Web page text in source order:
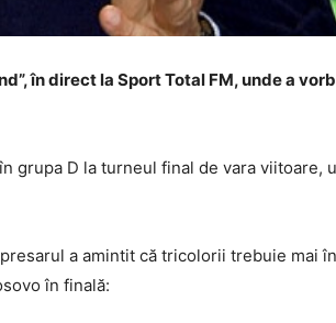
în direct la Sport Total FM, unde a
grupa D la turneul final de vara viitoare,
a amintit că tricolorii trebuie mai
în finală: